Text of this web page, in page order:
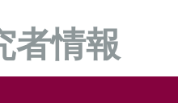
者情報